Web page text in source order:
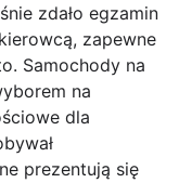
zdało egzamin
zapewne
Samochody na
na
dla
prezentują się